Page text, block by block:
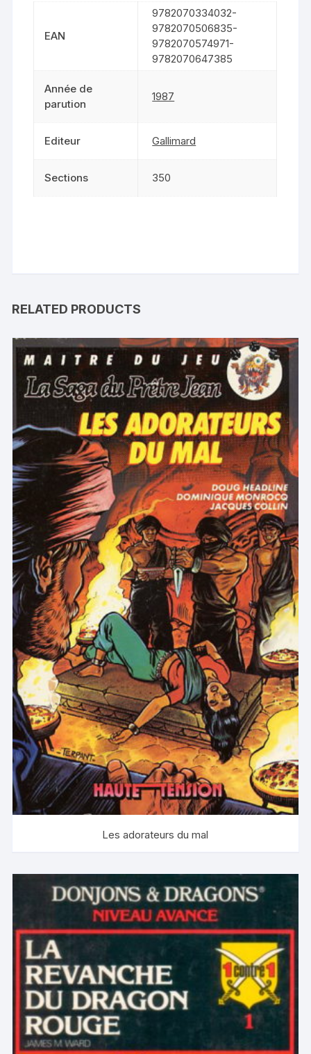
EAN
9782070334032-
9782070506835-
9782070574971-
9782070647385
Année de
parution
1987
Editeur Gallimard
Sections 350
RELATED PRODUCTS
Les adorateurs du mal